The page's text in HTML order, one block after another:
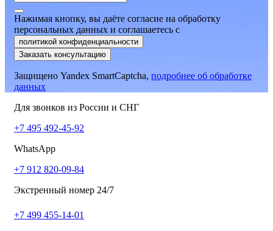
Нажимая кнопку, вы даёте согласие на обработку
персональных данных и соглашаетесь c
политикой конфиденциальности
Заказать консультацию
Защищено Yandex SmartCaptcha, подробнее об обработке
данных
Для звонков из России и СНГ
+7 495 492-45-92
WhatsApp
+7 912 820-09-84
Экстренный номер 24/7
+7 499 455-14-01